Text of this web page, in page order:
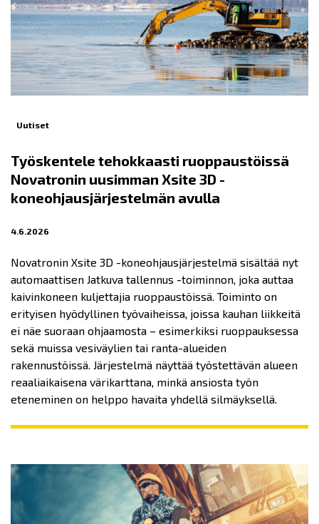
Uutiset
Työskentele tehokkaasti ruoppaustöissä
Novatronin uusimman Xsite 3D -
koneohjausjärjestelmän avulla
4.6.2026
Novatronin Xsite 3D -koneohjausjärjestelmä sisältää nyt
automaattisen Jatkuva tallennus -toiminnon, joka auttaa
kaivinkoneen kuljettajia ruoppaustöissä. Toiminto on
erityisen hyödyllinen työvaiheissa, joissa kauhan liikkeitä
ei näe suoraan ohjaamosta – esimerkiksi ruoppauksessa
sekä muissa vesiväylien tai ranta-alueiden
rakennustöissä. Järjestelmä näyttää työstettävän alueen
reaaliaikaisena värikarttana, minkä ansiosta työn
eteneminen on helppo havaita yhdellä silmäyksellä.